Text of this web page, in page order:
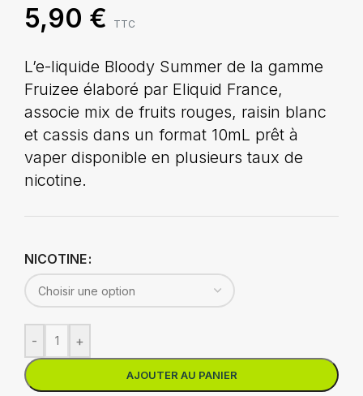
5,90 € TTC
L’e-liquide Bloody Summer de la gamme
Fruizee élaboré par Eliquid France,
associe mix de fruits rouges, raisin blanc
et cassis dans un format 10mL prêt à
vaper disponible en plusieurs taux de
nicotine.
NICOTINE
- +
AJOUTER AU PANIER